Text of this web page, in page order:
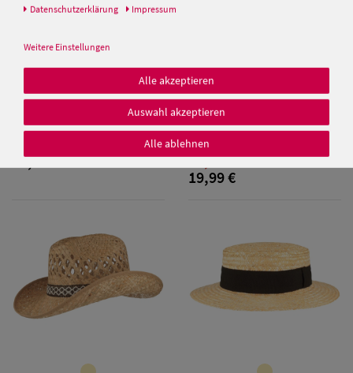
Damen
Schutz Caps
Damen
Bandana Caps
Sonnenschilder
Kinder Strohhut Trilby mit
blau-weisser Kordel von Hut-
Breiter
19,99 €
Schiebermütze aus Stroh von
Hut-Breiter
25,00 €
19,99 €
Daten­schutz­erklärung Impressum
Weitere Einstellungen
Alle akzeptieren
Auswahl akzeptieren
Alle ablehnen